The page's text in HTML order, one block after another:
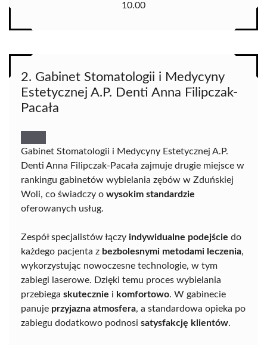
10.00
2. Gabinet Stomatologii i Medycyny
Estetycznej A.P. Denti Anna Filipczak-
Pacała
Gabinet Stomatologii i Medycyny Estetycznej A.P.
Denti Anna Filipczak-Pacała zajmuje drugie miejsce w
rankingu gabinetów wybielania zębów w Zduńskiej
Woli, co świadczy o wysokim standardzie
oferowanych usług.
Zespół specjalistów łączy indywidualne podejście do
każdego pacjenta z bezbolesnymi metodami leczenia,
wykorzystując nowoczesne technologie, w tym
zabiegi laserowe. Dzięki temu proces wybielania
przebiega skutecznie i komfortowo. W gabinecie
panuje przyjazna atmosfera, a standardowa opieka po
zabiegu dodatkowo podnosi satysfakcję klientów.